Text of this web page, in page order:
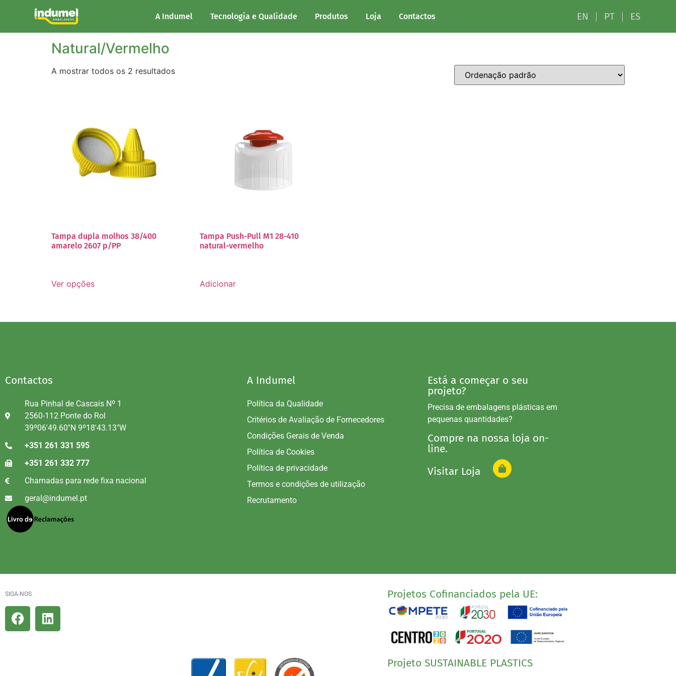
A Indumel Tecnologia e Qualidade Produtos Loja Contactos EN PT ES
/ Cor do produto / Natural/Vermelho
Natural/Vermelho
A mostrar todos os 2 resultados
Tampa dupla molhos 38/400
amarelo 2607 p/PP
Ver opções
Tampa Push-Pull M1 28-410
natural-vermelho
Adicionar
Contactos
Rua Pinhal de Cascais Nº 1
2560-112 Ponte do Rol
39º06'49.60"N 9º18'43.13"W
+351 261 331 595
+351 261 332 777
Chamadas para rede fixa nacional
geral@indumel.pt
A Indumel
Política da Qualidade
Critérios de Avaliação de Fornecedores
Condições Gerais de Venda
Política de Cookies
Política de privacidade
Termos e condições de utilização
Recrutamento
Está a começar o seu
projeto?
Precisa de embalagens plásticas em
pequenas quantidades?
Compre na nossa loja on-
line.
Visitar Loja
SIGA-NOS Projetos Cofinanciados pela UE:
Projeto SUSTAINABLE PLASTICS